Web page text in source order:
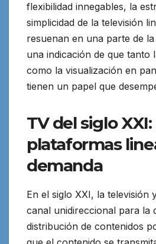
flexibilidad innegables, la
simplicidad de la televisión
resuenan en una parte de
una indicación de que tanto
como la visualización en
tienen un papel que
TV del siglo XXI:
plataformas
demanda
En el siglo XXI, la televisión
canal unidireccional para la
distribución de contenidos